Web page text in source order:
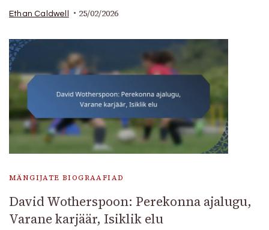
Ethan Caldwell 25/02/2026
MÄNGIJATE BIOGRAAFIAD
David Wotherspoon: Perekonna ajalugu,
Varane karjäär, Isiklik elu